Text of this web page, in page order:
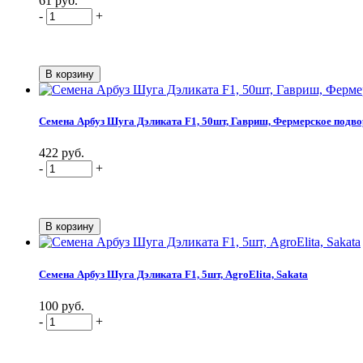
-
+
Семена Арбуз Шуга Дэликата F1, 50шт, Гавриш, Фермерское
422 руб.
-
+
Семена Арбуз Шуга Дэликата F1, 5шт, AgroElita, Sakata
100 руб.
-
+